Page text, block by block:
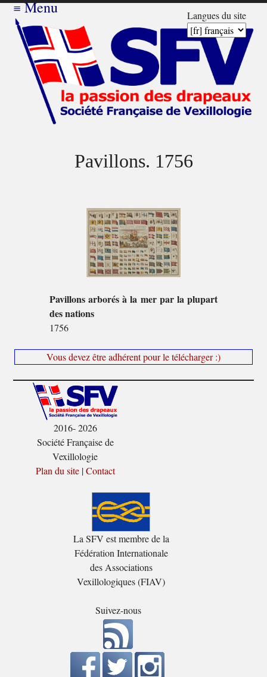
Langues du site
≡Menu
Pavillons. 1756
Pavillons arborés à la mer par la plupart
des nations
1756
Vous devez être adhérent pour le télécharger :)
2016- 2026
Société Française de
Vexillologie
Plan du site|Contact
La SFV est membre de la
Fédération Internationale
des Associations
Vexillologiques (FIAV)
Suivez-nous